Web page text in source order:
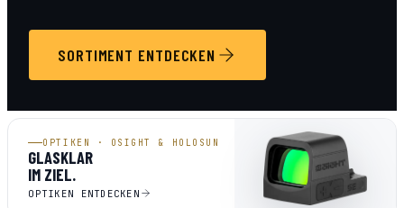
SORTIMENT ENTDECKEN
OPTIKEN · OSIGHT & HOLOSUN
GLASKLAR
IM ZIEL.
OPTIKEN ENTDECKEN